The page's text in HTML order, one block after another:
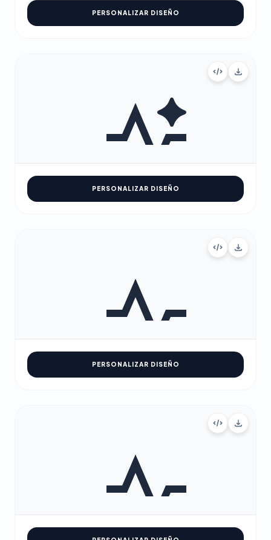
PERSONALIZAR DISEÑO
PERSONALIZAR DISEÑO
PERSONALIZAR DISEÑO